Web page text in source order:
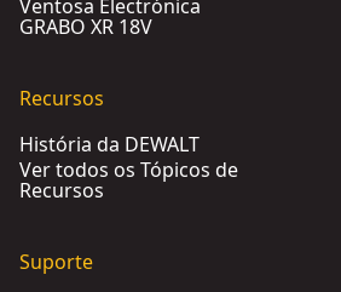
Ventosa Electrónica
GRABO XR 18V
Recursos
História da DEWALT
Ver todos os Tópicos de
Recursos
Suporte